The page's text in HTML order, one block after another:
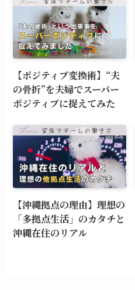
【ポジティブ変換術】“夫
の骨折”を夫婦でスーパー
ポジティブに捉えてみた
【沖縄拠点の理由】理想の
「多拠点生活」のカタチと
沖縄在住のリアル